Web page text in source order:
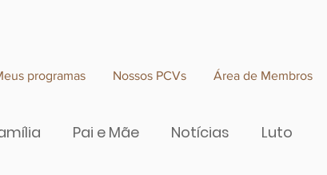
programas Nossos PCVs Área de Membros
Pai e Mãe Notícias Luto